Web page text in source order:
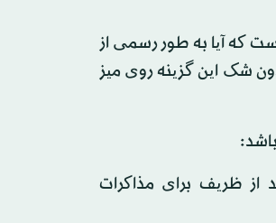
که آیا به طور رسمی از
شک این گزینه روی میز
از ظریف برای مذاکرات